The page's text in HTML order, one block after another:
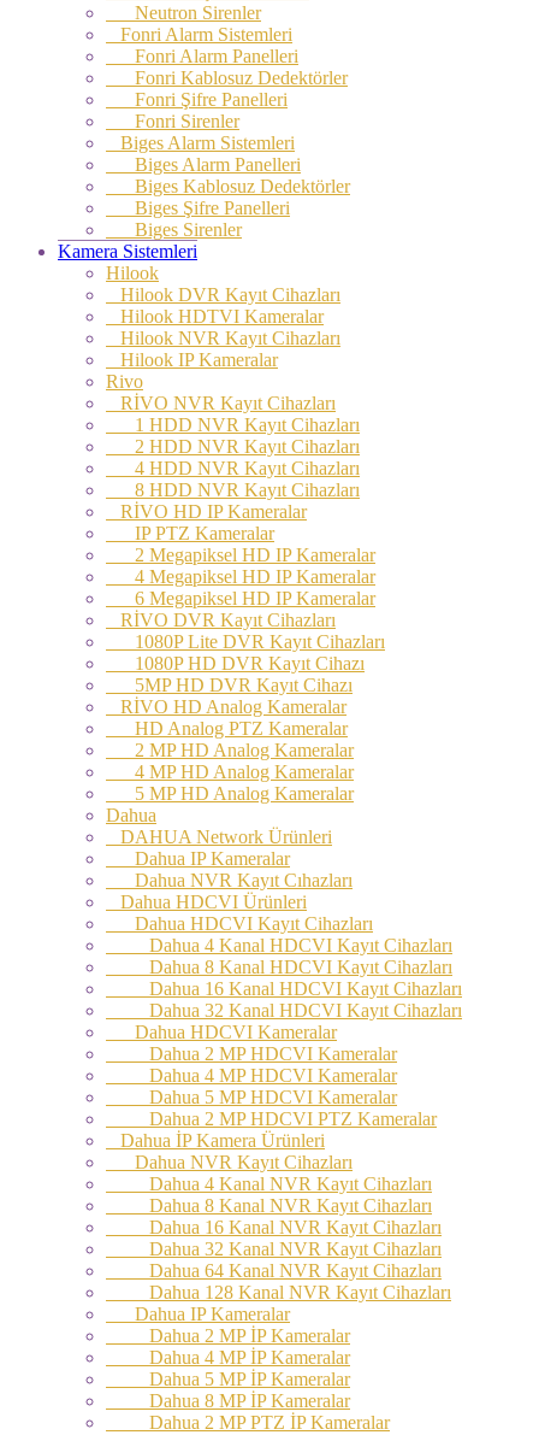
Neutron Sirenler
Fonri Alarm Sistemleri
Fonri Alarm Panelleri
Fonri Kablosuz Dedektörler
Fonri Şifre Panelleri
Fonri Sirenler
Biges Alarm Sistemleri
Biges Alarm Panelleri
Biges Kablosuz Dedektörler
Biges Şifre Panelleri
Biges Sirenler
Kamera Sistemleri
Hilook
Hilook DVR Kayıt Cihazları
Hilook HDTVI Kameralar
Hilook NVR Kayıt Cihazları
Hilook IP Kameralar
Rivo
RİVO NVR Kayıt Cihazları
1 HDD NVR Kayıt Cihazları
2 HDD NVR Kayıt Cihazları
4 HDD NVR Kayıt Cihazları
8 HDD NVR Kayıt Cihazları
RİVO HD IP Kameralar
IP PTZ Kameralar
2 Megapiksel HD IP Kameralar
4 Megapiksel HD IP Kameralar
6 Megapiksel HD IP Kameralar
RİVO DVR Kayıt Cihazları
1080P Lite DVR Kayıt Cihazları
1080P HD DVR Kayıt Cihazı
5MP HD DVR Kayıt Cihazı
RİVO HD Analog Kameralar
HD Analog PTZ Kameralar
2 MP HD Analog Kameralar
4 MP HD Analog Kameralar
5 MP HD Analog Kameralar
Dahua
DAHUA Network Ürünleri
Dahua IP Kameralar
Dahua NVR Kayıt Cıhazları
Dahua HDCVI Ürünleri
Dahua HDCVI Kayıt Cihazları
Dahua 4 Kanal HDCVI Kayıt Cihazları
Dahua 8 Kanal HDCVI Kayıt Cihazları
Dahua 16 Kanal HDCVI Kayıt Cihazları
Dahua 32 Kanal HDCVI Kayıt Cihazları
Dahua HDCVI Kameralar
Dahua 2 MP HDCVI Kameralar
Dahua 4 MP HDCVI Kameralar
Dahua 5 MP HDCVI Kameralar
Dahua 2 MP HDCVI PTZ Kameralar
Dahua İP Kamera Ürünleri
Dahua NVR Kayıt Cihazları
Dahua 4 Kanal NVR Kayıt Cihazları
Dahua 8 Kanal NVR Kayıt Cihazları
Dahua 16 Kanal NVR Kayıt Cihazları
Dahua 32 Kanal NVR Kayıt Cihazları
Dahua 64 Kanal NVR Kayıt Cihazları
Dahua 128 Kanal NVR Kayıt Cihazları
Dahua IP Kameralar
Dahua 2 MP İP Kameralar
Dahua 4 MP İP Kameralar
Dahua 5 MP İP Kameralar
Dahua 8 MP İP Kameralar
Dahua 2 MP PTZ İP Kameralar